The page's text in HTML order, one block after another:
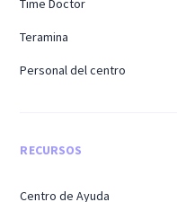
Time Doctor
Teramina
Personal del centro
RECURSOS
Centro de Ayuda